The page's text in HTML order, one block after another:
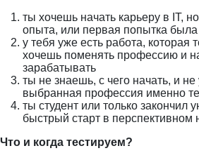
ты хочешь начать карьеру в IT,
опыта, или первая попытка была
у тебя уже есть работа, которая
хочешь поменять профессию и
зарабатывать
ты не знаешь, с чего начать, и
выбранная профессия именно
ты студент или только закончил
быстрый старт в перспективном
Что и когда тестируем?